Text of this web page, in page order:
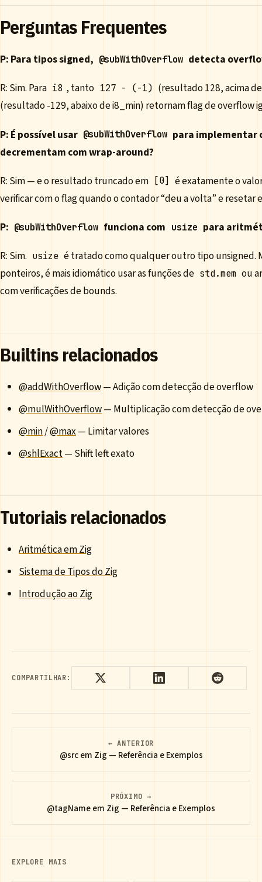
Perguntas Frequentes
P: Para tipos signed, @subWithOverflow detecta
R: Sim. Para i8 , tanto 127 - (-1) (resultado 128, acima
(resultado -129, abaixo de i8_min) retornam flag de overflow
P: É possível usar @subWithOverflow para implementar
decrementam com wrap-around?
R: Sim — e o resultado truncado em
[0]
é exatamente o
verificar com o flag quando o contador “deu a volta” e resetar
P: @subWithOverflow funciona com usize para
R: Sim. usize é tratado como qualquer outro tipo unsigned.
ponteiros, é mais idiomático usar as funções de std.mem ou
com verificações de bounds.
Builtins relacionados
@addWithOverflow— Adição com detecção de overflow
@mulWithOverflow— Multiplicação com detecção de
@min/@max— Limitar valores
@shlExact— Shift left exato
Tutoriais relacionados
Aritmética em Zig
Sistema de Tipos do Zig
Introdução ao Zig
COMPARTILHAR:
← ANTERIOR
@src em Zig — Referência e Exemplos
PRÓXIMO →
@tagName em Zig — Referência e Exemplos
EXPLORE MAIS